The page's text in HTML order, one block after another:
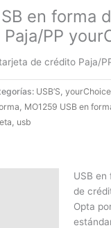
en forma
PP
de crédito Paja/
USB’S,yourChoice
, MO1259 USB en
, usb
USB en
de
Opta